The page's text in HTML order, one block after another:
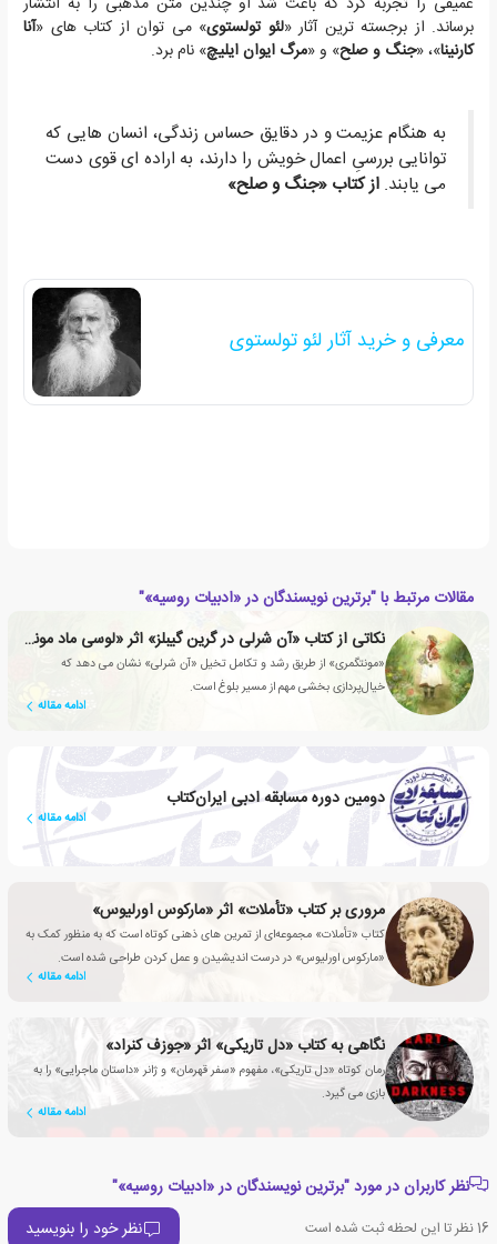
برساند. از برجسته ترین آثار «لئو تولستوی» می توان از کتاب های «آنا
کارنینا»، «جنگ و صلح» و «مرگ ایوان ایلیچ» نام برد.
به هنگام عزیمت و در دقایق حساس زندگی، انسان هایی که
توانایی بررسیِ اعمال خویش را دارند، به اراده ای قوی دست
می یابند. از کتاب «جنگ و صلح»
معرفی و خرید آثار لئو تولستوی
مقالات مرتبط با "برترین نویسندگان در «ادبیات روسیه»"
نکاتی از کتاب «آن شرلی در گرین گیبلز» اثر «لوسی ماد مونتگمری»
«مونتگمری» از طریق رشد و تکامل تخیل «آن شرلی» نشان می دهد که
خیال‌پردازی بخشی مهم از مسیر بلوغ است.
ادامه مقاله
دومین دوره مسابقه ادبی ایران‌کتاب
ادامه مقاله
مروری بر کتاب «تأملات» اثر «مارکوس اورلیوس»
کتاب «تأملات» مجموعه‌ای از تمرین های ذهنی کوتاه است که به منظور کمک به
«مارکوس اورلیوس» در درست اندیشیدن و عمل کردن طراحی شده است.
ادامه مقاله
نگاهی به کتاب «دل تاریکی» اثر «جوزف کنراد»
رمان کوتاه «دل تاریکی»، مفهوم «سفر قهرمان» و ژانر «داستان ماجرایی» را به
بازی می گیرد.
ادامه مقاله
نظر کاربران در مورد "برترین نویسندگان در «ادبیات روسیه»"
16نظر تا این لحظه ثبت شده است نظر خود را بنویسید